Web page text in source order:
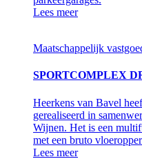
Lees meer
Maatschappelijk
SPORTCOMPLEX
Heerkens van Bavel
gerealiseerd in
Wijnen. Het is een
met een bruto
Lees meer